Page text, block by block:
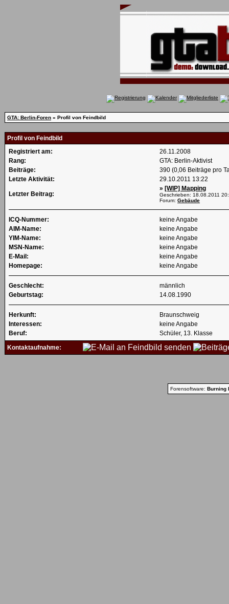
GTA: Berlin-Foren » Profil von Feindbild
Profil von Feindbild
Registriert am:
26.11.2008
Rang:
GTA: Berlin-Aktivist
Beiträge:
390 (0,06 Beiträge pro
Letzte Aktivität:
29.10.2011 13:22
Letzter Beitrag:
» [WIP] Mapping
Geschrieben: 18.08.2011
Forum: Gebäude
ICQ-Nummer:
keine Angabe
AIM-Name:
keine Angabe
YIM-Name:
keine Angabe
MSN-Name:
keine Angabe
E-Mail:
keine Angabe
Homepage:
keine Angabe
Geschlecht:
männlich
Geburtstag:
14.08.1990
Herkunft:
Braunschweig
Interessen:
keine Angabe
Beruf:
Schüler, 13. Klasse
Kontaktaufnahme:
Forensoftware: Burning